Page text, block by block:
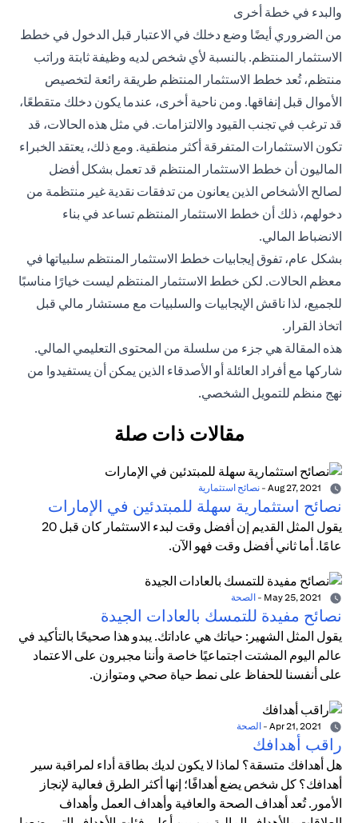
والبدء في خطة أخرى
من الضروري أيضًا وضع دخلك في الاعتبار قبل الدخول في خطط
الاستثمار المنتظم. بالنسبة لأي شخص لديه وظيفة ثابتة وراتب
منتظم، تُعد خطط الاستثمار المنتظم طريقة رائعة لتخصيص
الأموال قبل إنفاقها. ومن ناحية أخرى، عندما يكون دخلك متقطعًا،
قد ترغب في تجنب القيود والالتزامات. في مثل هذه الحالات، قد
تكون الاستثمارات المتفرقة أكثر منطقية. ومع ذلك، يعتقد الخبراء
الماليون أن خطط الاستثمار المنتظم قد تعمل بشكل أفضل
لصالح الأشخاص الذين يعانون من تدفقات نقدية غير منتظمة من
دخولهم، ذلك أن خطط الاستثمار المنتظم تساعد في بناء
الانضباط المالي.
بشكل عام، تفوق إيجابيات خطط الاستثمار المنتظم سلبياتها في
معظم الحالات. لكن خطط الاستثمار المنتظم ليست خيارًا مناسبًا
للجميع، لذا ناقش الإيجابيات والسلبيات مع مستشار مالي قبل
اتخاذ القرار.
هذه المقالة هي جزء من سلسلة من المحتوى التعليمي المالي.
شاركها مع أفراد العائلة أو الأصدقاء الذين يمكن أن يستفيدوا من
نهج منظم للتمويل الشخصي.
مقالات ذات صلة
- نصائح استثمارية
نصائح استثمارية سهلة للمبتدئين في الإمارات
يقول المثل القديم إن أفضل وقت لبدء الاستثمار كان قبل 20
عامًا. أما ثاني أفضل وقت فهو الآن.
- الصحة
نصائح مفيدة للتمسك بالعادات الجيدة
يقول المثل الشهير: حياتك هي عاداتك. يبدو هذا صحيحًا بالتأكيد في
عالم اليوم المشتت اجتماعيًا خاصة وأننا مجبرون على الاعتماد
على أنفسنا للحفاظ على نمط حياة صحي ومتوازن.
- الصحة
راقب أهدافك
هل أهدافك متسقة؟ لماذا لا يكون لديك بطاقة أداء لمراقبة سير
أهدافك؟ كل شخص يضع أهدافًا؛ إنها أكثر الطرق فعالية لإنجاز
الأمور. تُعد أهداف الصحة والعافية وأهداف العمل وأهداف